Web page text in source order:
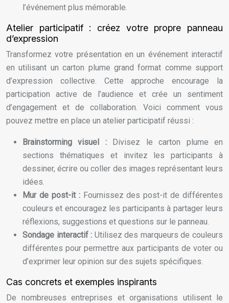
l’événement plus mémorable.
Atelier participatif : créez votre propre panneau
d’expression
Transformez votre présentation en un événement interactif
en utilisant un carton plume grand format comme support
d’expression collective. Cette approche encourage la
participation active de l’audience et crée un sentiment
d’engagement et de collaboration. Voici comment vous
pouvez mettre en place un atelier participatif réussi :
Brainstorming visuel :
Divisez le carton plume en
sections thématiques et invitez les participants à
dessiner, écrire ou coller des images représentant leurs
idées.
Mur de post-it : Fournissez des post-it de différentes
couleurs et encouragez les participants à partager leurs
réflexions, suggestions et questions sur le panneau.
Sondage interactif : Utilisez des marqueurs de couleurs
différentes pour permettre aux participants de voter ou
d’exprimer leur opinion sur des sujets spécifiques.
Cas concrets et exemples inspirants
De nombreuses entreprises et organisations utilisent le